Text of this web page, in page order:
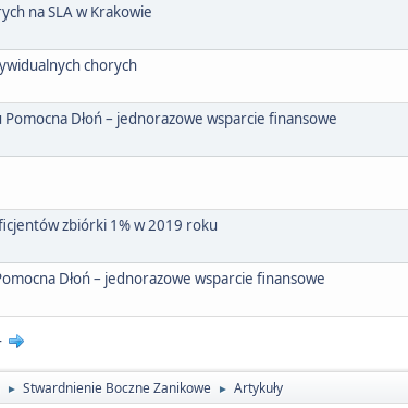
na SLA w Krakowie
chorych
Dłoń – jednorazowe wsparcie finansowe
zbiórki 1% w 2019 roku
Dłoń – jednorazowe wsparcie finansowe
► Stwardnienie Boczne Zanikowe ► Artykuły